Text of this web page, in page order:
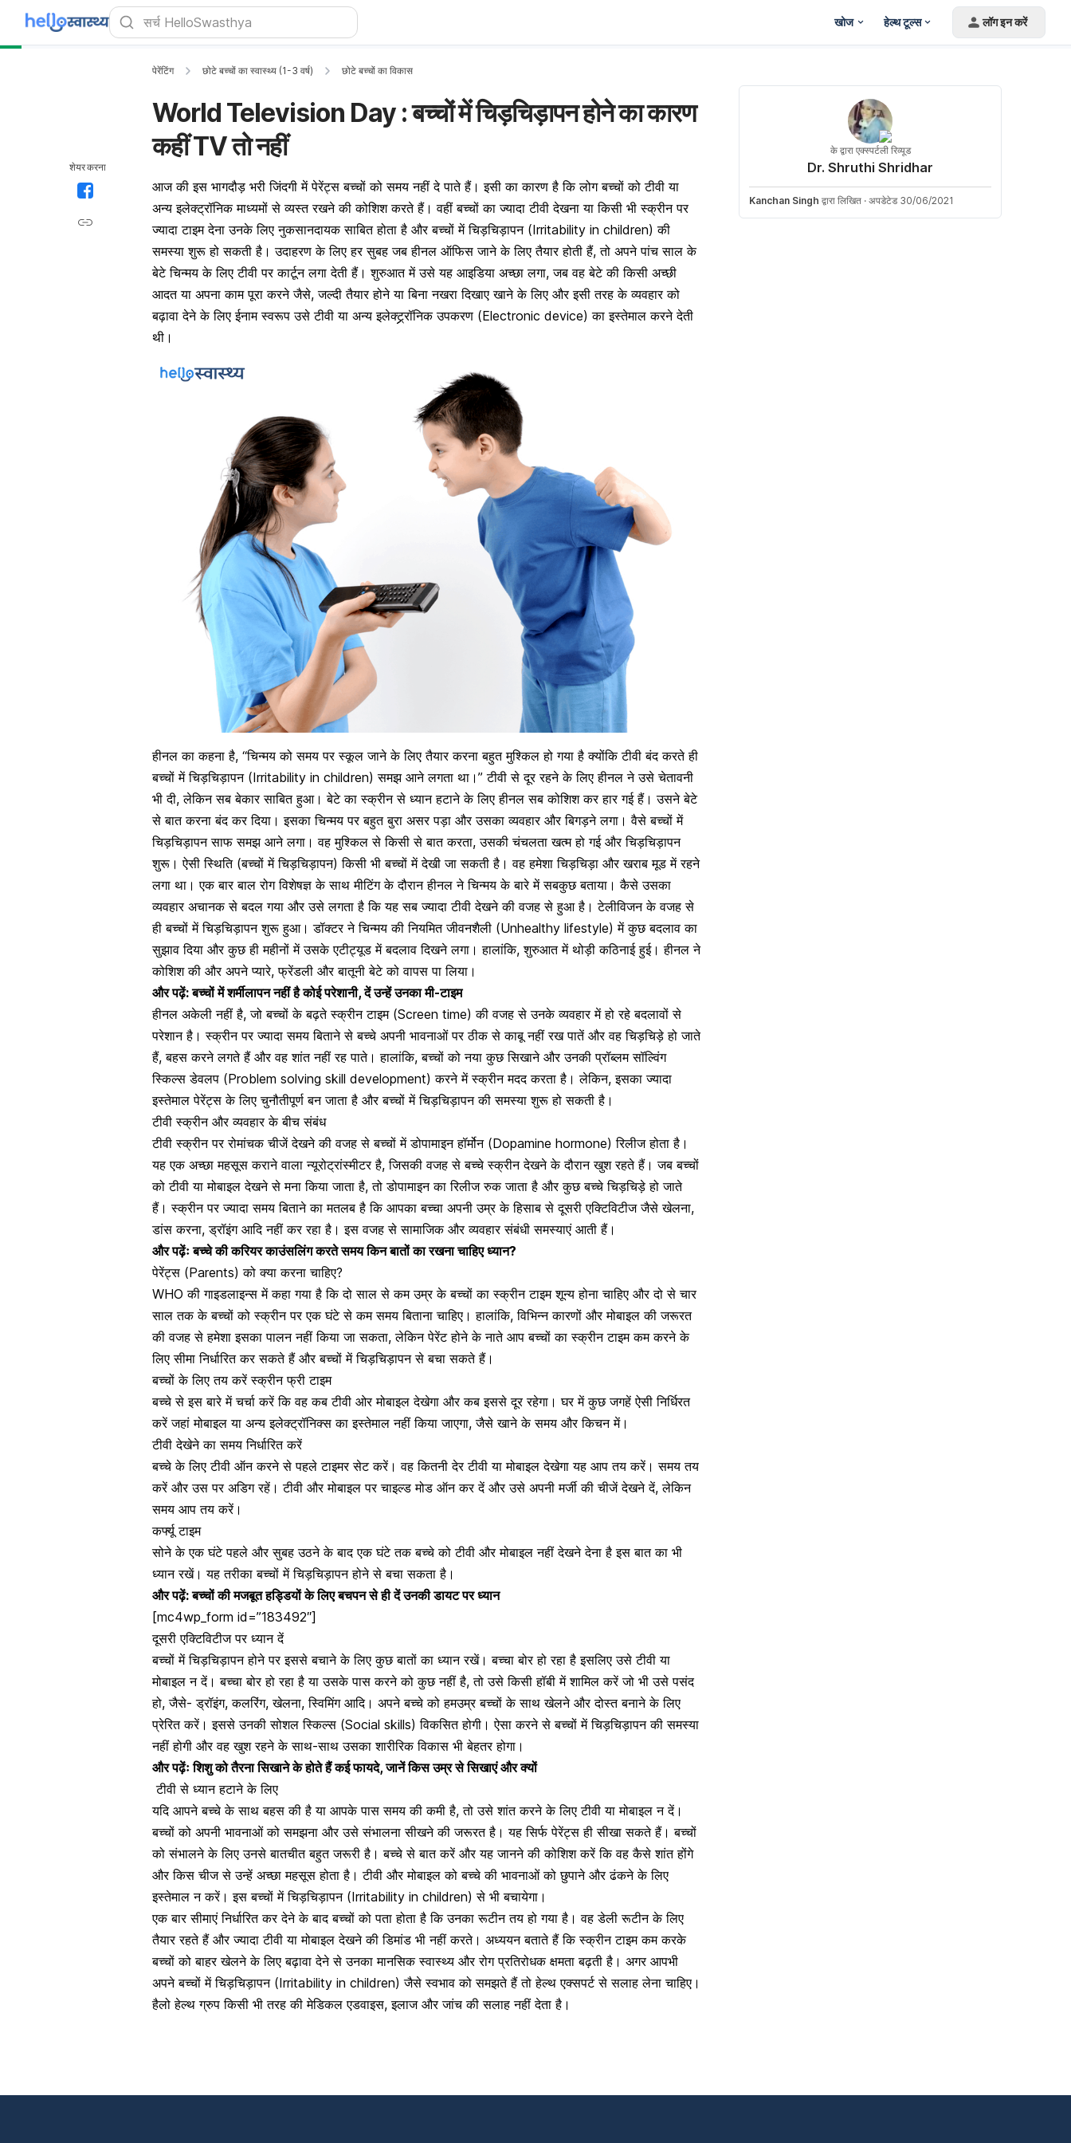
खोज हेल्थ टूल्स लॉग इन करें
शेयर करना
पेरेंटिंग छोटे बच्चों का स्वास्थ्य (1-3 वर्ष) छोटे बच्चों का विकास
World Television Day : बच्चों में चिड़चिड़ापन होने का कारण
कहीं TV तो नहीं
आज की इस भागदौड़ भरी जिंदगी में पेरेंट्स बच्चों को समय नहीं दे पाते हैं। इसी का कारण है कि लोग बच्चों को टीवी या
अन्य इलेक्ट्रॉनिक माध्यमों से व्यस्त रखने की कोशिश करते हैं। वहीं बच्चों का ज्यादा टीवी देखना या किसी भी स्क्रीन पर
ज्यादा टाइम देना उनके लिए नुकसानदायक साबित होता है और बच्चों में चिड़चिड़ापन (Irritability in children) की
समस्या शुरू हो सकती है। उदाहरण के लिए हर सुबह जब हीनल ऑफिस जाने के लिए तैयार होती हैं, तो अपने पांच साल के
बेटे चिन्मय के लिए टीवी पर कार्टून लगा देती हैं। शुरुआत में उसे यह आइडिया अच्छा लगा, जब वह बेटे की किसी अच्छी
आदत या अपना काम पूरा करने जैसे, जल्दी तैयार होने या बिना नखरा दिखाए खाने के लिए और इसी तरह के व्यवहार को
बढ़ावा देने के लिए ईनाम स्वरूप उसे टीवी या अन्य इलेक्ट्र्र्रॉनिक उपकरण (Electronic device) का इस्तेमाल करने देती
थी।
हीनल का कहना है, “चिन्मय को समय पर स्कूल जाने के लिए तैयार करना बहुत मुश्किल हो गया है क्योंकि टीवी बंद करते ही
बच्चों में चिड़चिड़ापन (Irritability in children) समझ आने लगता था।” टीवी से दूर रहने के लिए हीनल ने उसे चेतावनी
भी दी, लेकिन सब बेकार साबित हुआ। बेटे का स्क्रीन से ध्यान हटाने के लिए हीनल सब कोशिश कर हार गई हैं। उसने बेटे
से बात करना बंद कर दिया। इसका चिन्मय पर बहुत बुरा असर पड़ा और उसका व्यवहार और बिगड़ने लगा। वैसे बच्चों में
चिड़चिड़ापन साफ समझ आने लगा। वह मुश्किल से किसी से बात करता, उसकी चंचलता खत्म हो गई और चिड़चिड़ापन
शुरू। ऐसी स्थिति (बच्चों में चिड़चिड़ापन) किसी भी बच्चों में देखी जा सकती है। वह हमेशा चिड़चिड़ा और खराब मूड में रहने
लगा था। एक बार बाल रोग विशेषज्ञ के साथ मीटिंग के दौरान हीनल ने चिन्मय के बारे में सबकुछ बताया। कैसे उसका
व्यवहार अचानक से बदल गया और उसे लगता है कि यह सब ज्यादा टीवी देखने की वजह से हुआ है। टेलीविजन के वजह से
ही बच्चों में चिड़चिड़ापन शुरू हुआ। डॉक्टर ने चिन्मय की नियमित जीवनशैली (Unhealthy lifestyle) में कुछ बदलाव का
सुझाव दिया और कुछ ही महीनों में उसके एटीट्यूड में बदलाव दिखने लगा। हालांकि, शुरुआत में थोड़ी कठिनाई हुई। हीनल ने
कोशिश की और अपने प्यारे, फ्रेंडली और बातूनी बेटे को वापस पा लिया।
और पढ़ें: बच्चों में शर्मीलापन नहीं है कोई परेशानी, दें उन्हें उनका मी-टाइम
हीनल अकेली नहीं है, जो बच्चों के बढ़तेस्क्रीन टाइम(Screen time) की वजह से उनके व्यवहार में हो रहे बदलावों से
परेशान है। स्क्रीन पर ज्यादा समय बिताने से बच्चे अपनी भावनाओं पर ठीक से काबू नहीं रख पातें और वह चिड़चिड़े हो जाते
हैं, बहस करने लगते हैं और वह शांत नहीं रह पाते। हालांकि, बच्चों को नया कुछ सिखाने और उनकी प्रॉब्लम सॉल्विंग
स्किल्स डेवलप (Problem solving skill development) करने में स्क्रीन मदद करता है। लेकिन, इसका ज्यादा
इस्तेमाल पेरेंट्स के लिए चुनौतीपूर्ण बन जाता है और बच्चों में चिड़चिड़ापन की समस्या शुरू हो सकती है।
टीवी स्क्रीन और व्यवहार के बीच संबंध
टीवी स्क्रीन पर रोमांचक चीजें देखने की वजह से बच्चों मेंडोपामाइन हॉर्मोन(Dopamine hormone) रिलीज होता है।
यह एक अच्छा महसूस कराने वाला न्यूरोट्रांस्मीटर है, जिसकी वजह से बच्चे स्क्रीन देखने के दौरान खुश रहते हैं। जब बच्चों
को टीवी या मोबाइल देखने से मना किया जाता है, तो डोपामाइन का रिलीज रुक जाता है और कुछ बच्चे चिड़चिड़े हो जाते
हैं। स्क्रीन पर ज्यादा समय बिताने का मतलब है कि आपका बच्चा अपनी उम्र के हिसाब से दूसरी एक्टिविटीज जैसे खेलना,
डांस करना, ड्रॉइंग आदि नहीं कर रहा है। इस वजह सेसामाजिक और व्यवहार संबंधी समस्याएंआती हैं।
और पढ़ेंःबच्चे की करियर काउंसलिंग करते समय किन बातों का रखना चाहिए ध्यान?
पेरेंट्स (Parents) को क्या करना चाहिए?
WHO की गाइडलाइन्स में कहा गया है कि दो साल से कम उम्र के बच्चों का स्क्रीन टाइम शून्य होना चाहिए और दो से चार
साल तक के बच्चों को स्क्रीन पर एक घंटे से कम समय बिताना चाहिए। हालांकि, विभिन्न कारणों औरमोबाइल की जरूरत
की वजह से हमेशा इसका पालन नहीं किया जा सकता, लेकिन पेरेंट होने के नाते आप बच्चों का स्क्रीन टाइम कम करने के
लिए सीमा निर्धारित कर सकते हैं और बच्चों में चिड़चिड़ापन से बचा सकते हैं।
बच्चों के लिए तय करें स्क्रीन फ्री टाइम
बच्चे से इस बारे में चर्चा करें कि वह कब टीवी ओर मोबाइल देखेगा और कब इससे दूर रहेगा। घर में कुछ जगहें ऐसी निर्धिरत
करें जहां मोबाइल या अन्य इलेक्ट्रॉनिक्स का इस्तेमाल नहीं किया जाएगा, जैसेखाने के समय और किचन में।
टीवी देखेने का समय निर्धारित करें
बच्चे के लिए टीवी ऑन करने से पहले टाइमर सेट करें। वह कितनी देर टीवी या मोबाइल देखेगा यह आप तय करें। समय तय
करें और उस पर अडिग रहें। टीवी और मोबाइल परचाइल्ड मोड ऑन कर दें और उसे अपनी मर्जी की चीजें देखने दें, लेकिन
समय आप तय करें।
कर्फ्यू टाइम
सोने के एक घंटे पहले और सुबह उठने के बाद एक घंटे तक बच्चे को टीवी और मोबाइल नहीं देखने देना है इस बात का भी
ध्यान रखें। यह तरीका बच्चों में चिड़चिड़ापन होने से बचा सकता है।
और पढ़ें:बच्चों की मजबूत हड्डियों के लिए बचपन से ही दें उनकी डायट पर ध्यान
[mc4wp_form id=”183492″]
दूसरी एक्टिविटीज पर ध्यान दें
बच्चों में चिड़चिड़ापन होने पर इससे बचाने के लिए कुछ बातों का ध्यान रखें। बच्चा बोर हो रहा है इसलिए उसे टीवी या
मोबाइल न दें। बच्चा बोर हो रहा है या उसके पास करने को कुछ नहीं है, तो उसे किसी हॉबी में शामिल करें जो भी उसे पसंद
हो, जैसे- ड्रॉइंग, कलरिंग, खेलना, स्विमिंग आदि। अपने बच्चे को हमउम्र बच्चों के साथ खेलने और दोस्त बनाने के लिए
प्रेरित करें। इससे उनकीसोशल स्किल्स (Social skills) विकसित होगी। ऐसा करने से बच्चों में चिड़चिड़ापन की समस्या
नहीं होगी और वह खुश रहने के साथ-साथ उसका शारीरिक विकास भी बेहतर होगा।
और पढ़ेंःशिशु को तैरना सिखाने के होते हैं कई फायदे, जानें किस उम्र से सिखाएं और क्यों
टीवी से ध्यान हटाने के लिए
यदि आपने बच्चे के साथ बहस की है या आपके पास समय की कमी है, तो उसे शांत करने के लिए टीवी या मोबाइल न दें।
बच्चों को अपनी भावनाओं को समझना और उसे संभालना सीखने की जरूरत है। यह सिर्फ पेरेंट्स ही सीखा सकते हैं। बच्चों
को संभालने के लिए उनसे बातचीत बहुत जरूरी है। बच्चे से बात करें और यह जानने की कोशिश करें कि वह कैसे शांत होंगे
और किस चीज से उन्हें अच्छा महसूस होता है। टीवी और मोबाइल को बच्चे की भावनाओं को छुपाने और ढंकने के लिए
इस्तेमाल न करें। इस बच्चों में चिड़चिड़ापन (Irritability in children) से भी बचायेगा।
एक बार सीमाएं निर्धारित कर देने के बाद बच्चों को पता होता है कि उनका रूटीन तय हो गया है। वह डेली रूटीन के लिए
तैयार रहते हैं और ज्यादा टीवी या मोबाइल देखने की डिमांड भी नहीं करते। अध्ययन बताते हैं कि स्क्रीन टाइम कम करके
बच्चों को बाहर खेलने के लिए बढ़ावा देने से उनका मानसिक स्वास्थ्य और रोग प्रतिरोधक क्षमता बढ़ती है। अगर आपभी
अपने बच्चों में चिड़चिड़ापन (Irritability in children) जैसे स्वभाव को समझते हैं तो हेल्थ एक्सपर्ट से सलाह लेना चाहिए।
हैलो हेल्थ ग्रुप किसी भी तरह की मेडिकल एडवाइस,इलाज और जांच की सलाह नहीं देता है।
के द्वारा एक्स्पर्टली रिव्यूड
Dr. Shruthi Shridhar
Kanchan Singh द्वारा लिखित · अपडेटेड 30/06/2021